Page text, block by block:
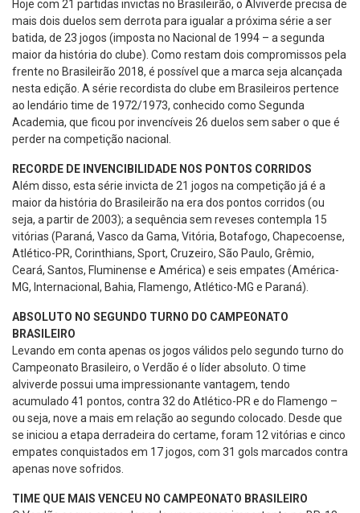
Hoje com 21 partidas invictas no Brasileirão, o Alviverde precisa de
mais dois duelos sem derrota para igualar a próxima série a ser
batida, de 23 jogos (imposta no Nacional de 1994 – a segunda
maior da história do clube). Como restam dois compromissos pela
frente no Brasileirão 2018, é possível que a marca seja alcançada
nesta edição. A série recordista do clube em Brasileiros pertence
ao lendário time de 1972/1973, conhecido como Segunda
Academia, que ficou por invencíveis 26 duelos sem saber o que é
perder na competição nacional.
RECORDE DE INVENCIBILIDADE NOS PONTOS CORRIDOS
Além disso, esta série invicta de 21 jogos na competição já é a
maior da história do Brasileirão na era dos pontos corridos (ou
seja, a partir de 2003); a sequência sem reveses contempla 15
vitórias (Paraná, Vasco da Gama, Vitória, Botafogo, Chapecoense,
Atlético-PR, Corinthians, Sport, Cruzeiro, São Paulo, Grêmio,
Ceará, Santos, Fluminense e América) e seis empates (América-
MG, Internacional, Bahia, Flamengo, Atlético-MG e Paraná).
ABSOLUTO NO SEGUNDO TURNO DO CAMPEONATO
BRASILEIRO
Levando em conta apenas os jogos válidos pelo segundo turno do
Campeonato Brasileiro, o Verdão é o líder absoluto. O time
alviverde possui uma impressionante vantagem, tendo
acumulado 41 pontos, contra 32 do Atlético-PR e do Flamengo –
ou seja, nove a mais em relação ao segundo colocado. Desde que
se iniciou a etapa derradeira do certame, foram 12 vitórias e cinco
empates conquistados em 17 jogos, com 31 gols marcados contra
apenas nove sofridos.
TIME QUE MAIS VENCEU NO CAMPEONATO BRASILEIRO